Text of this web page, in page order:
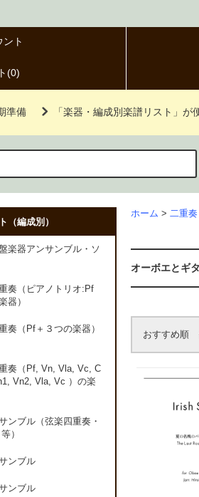
ント
(0)
準備 「楽器・編成別楽譜リスト」が
ホーム > 二重奏
オーボエとギ
おすすめ順
（編成別）
楽器アンサンブル・ソ
奏（ピアノトリオ:Pf
器）
奏（Pf＋３つの楽器）
奏（Pf, Vn, Vla, Vc, C
Vn2, Vla, Vc ）の楽
ンブル（弦楽四重奏・
）
ンブル
ンブル